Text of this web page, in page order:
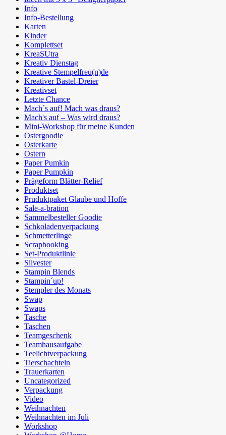
Info
Info-Bestellung
Karten
Kinder
Komplettset
KreaSUtra
Kreativ Dienstag
Kreative Stempelfreu(n)de
Kreativer Bastel-Dreier
Kreativset
Letzte Chance
Mach´s auf! Mach was draus?
Mach's auf – Was wird draus?
Mini-Workshop für meine Kunden
Ostergoodie
Osterkarte
Ostern
Paper Pumkin
Paper Pumpkin
Prägeform Blätter-Relief
Produktset
Pruduktpaket Glaube und Hoffe
Sale-a-bration
Sammelbesteller Goodie
Schkoladenverpackung
Schmetterlinge
Scrapbooking
Set-Produktlinie
Silvester
Stampin Blends
Stampin´up!
Stempler des Monats
Swap
Swaps
Tasche
Taschen
Teamgeschenk
Teamhausaufgabe
Teelichtverpackung
Tierschachteln
Trauerkarten
Uncategorized
Verpackung
Video
Weihnachten
Weihnachten im Juli
Workshop